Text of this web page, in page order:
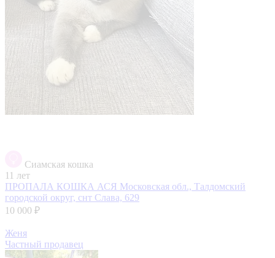
Сиамская кошка
11 лет
ПРОПАЛА КОШКА АСЯ Московская обл., Талдомский
городской округ, снт Слава, 629
10 000 ₽
Женя
Частный продавец